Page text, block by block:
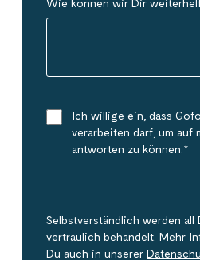
Wie können wir Dir
Ich willige ein, dass
verarbeiten darf, um auf
antworten zu können. *
Selbstverständlich werden
vertraulich behandelt. Mehr
Du auch in unserer